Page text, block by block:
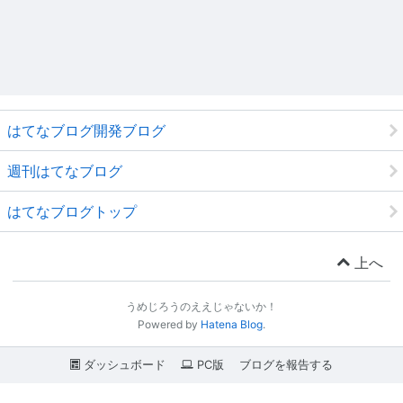
はてなブログ開発ブログ
週刊はてなブログ
はてなブログトップ
上へ
うめじろうのええじゃないか！
Powered by Hatena Blog.
ダッシュボード PC版 ブログを報告する